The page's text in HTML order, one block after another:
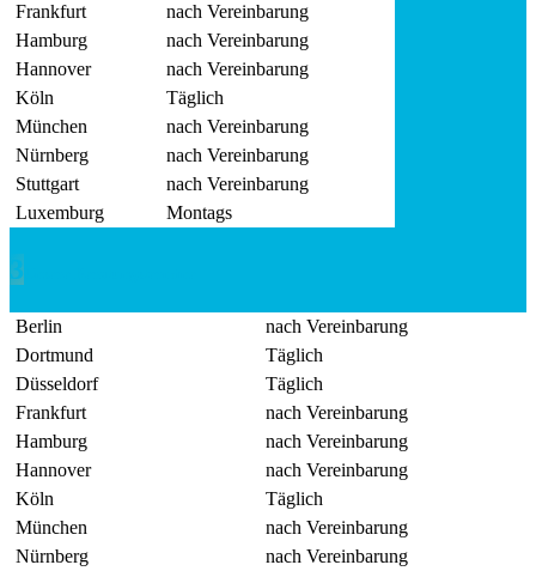
Frankfurt
nach Vereinbarung
Hamburg
nach Vereinbarung
Hannover
nach Vereinbarung
Köln
Täglich
München
nach Vereinbarung
Nürnberg
nach Vereinbarung
Stuttgart
nach Vereinbarung
Luxemburg
Montags
Berlin
nach Vereinbarung
Dortmund
Täglich
Düsseldorf
Täglich
Frankfurt
nach Vereinbarung
Hamburg
nach Vereinbarung
Hannover
nach Vereinbarung
Köln
Täglich
München
nach Vereinbarung
Nürnberg
nach Vereinbarung